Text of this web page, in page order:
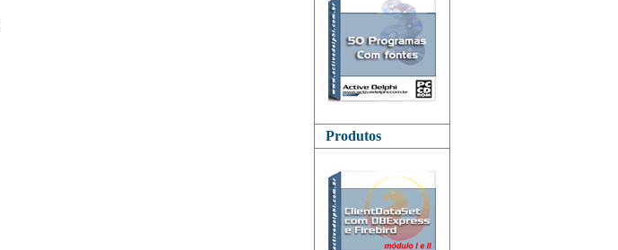
Produtos